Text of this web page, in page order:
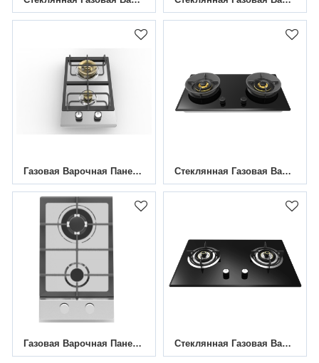
Газовая Варочная Панель Из Нержавеющей Стали С 2 Конфорками | MGBS-312R3 | 12 Дюймов Стеклянная Газовая Варочная Панель С 2 Конфорками HBG-732M7 | 730 Мм
Газовая Варочная Панель Из Нержавеющей Стали С 2 Конфорками | MGBS-312B6 | 12 Дюймов Стеклянная Газовая Варочная Панель С 2 Конфорками HBG-732G1 | 730 Мм